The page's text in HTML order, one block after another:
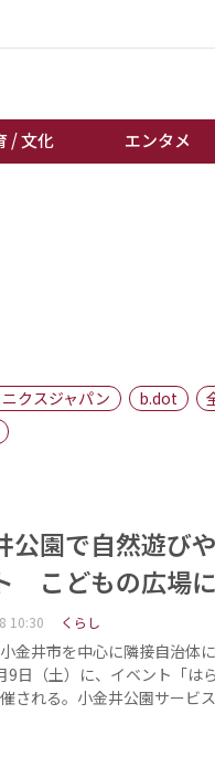
/ 文化 エンタメ
ソン
クスジャパン b.dot
公園で自然遊び
こどもの広場
10:30 くらし
金井市を中心に隣接自治体
9日（土）に、イベント「
される。小金井公園サー